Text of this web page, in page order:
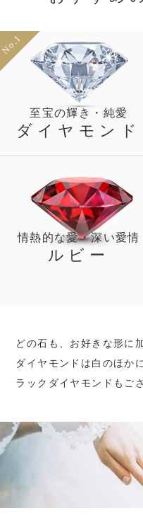
No.1
至宝の輝き・純愛
ダイヤモンド
情熱的な愛・深い愛情
ルビー
どの石も、お好きな形に
ダイヤモンドは白のほか
ラックダイヤモンドもご